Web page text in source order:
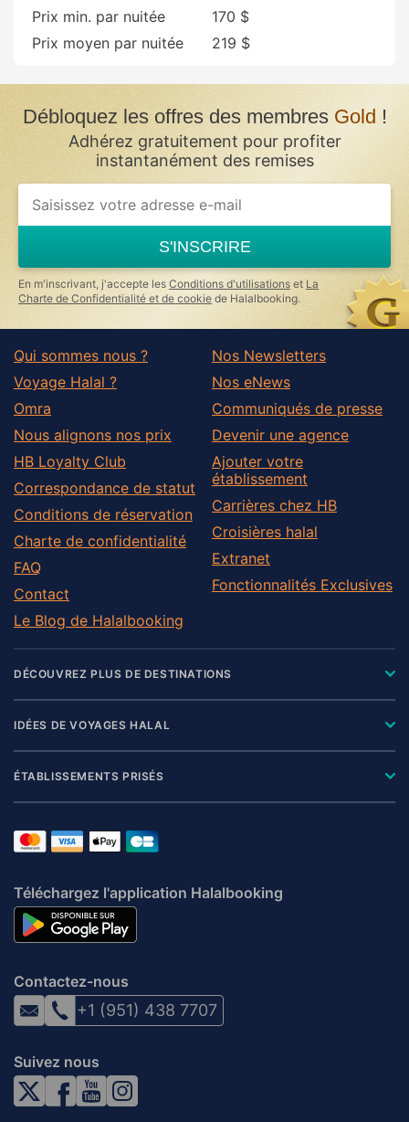
Prix min. par nuitée
170 $
Prix moyen par nuitée
219 $
Débloquez les offres des membres Gold !
Adhérez gratuitement pour profiter
instantanément des remises
S'INSCRIRE
En m'inscrivant, j'accepte les Conditions d'utilisations et La
Charte de Confidentialité et de cookie de Halalbooking.
Qui sommes nous ?
Voyage Halal ?
Omra
Nous alignons nos prix
HB Loyalty Club
Correspondance de statut
Conditions de réservation
Charte de confidentialité
FAQ
Contact
Le Blog de Halalbooking
Nos Newsletters
Nos eNews
Communiqués de presse
Devenir une agence
Ajouter votre
établissement
Carrières chez HB
Croisières halal
Extranet
Fonctionnalités Exclusives
DÉCOUVREZ PLUS DE DESTINATIONS
IDÉES DE VOYAGES HALAL
ÉTABLISSEMENTS PRISÉS
Téléchargez l'application Halalbooking
Contactez-nous
+1 (951) 438 7707
Suivez nous